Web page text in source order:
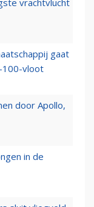
vrachtvlucht
gaat
100-vloot
door Apollo,
in de